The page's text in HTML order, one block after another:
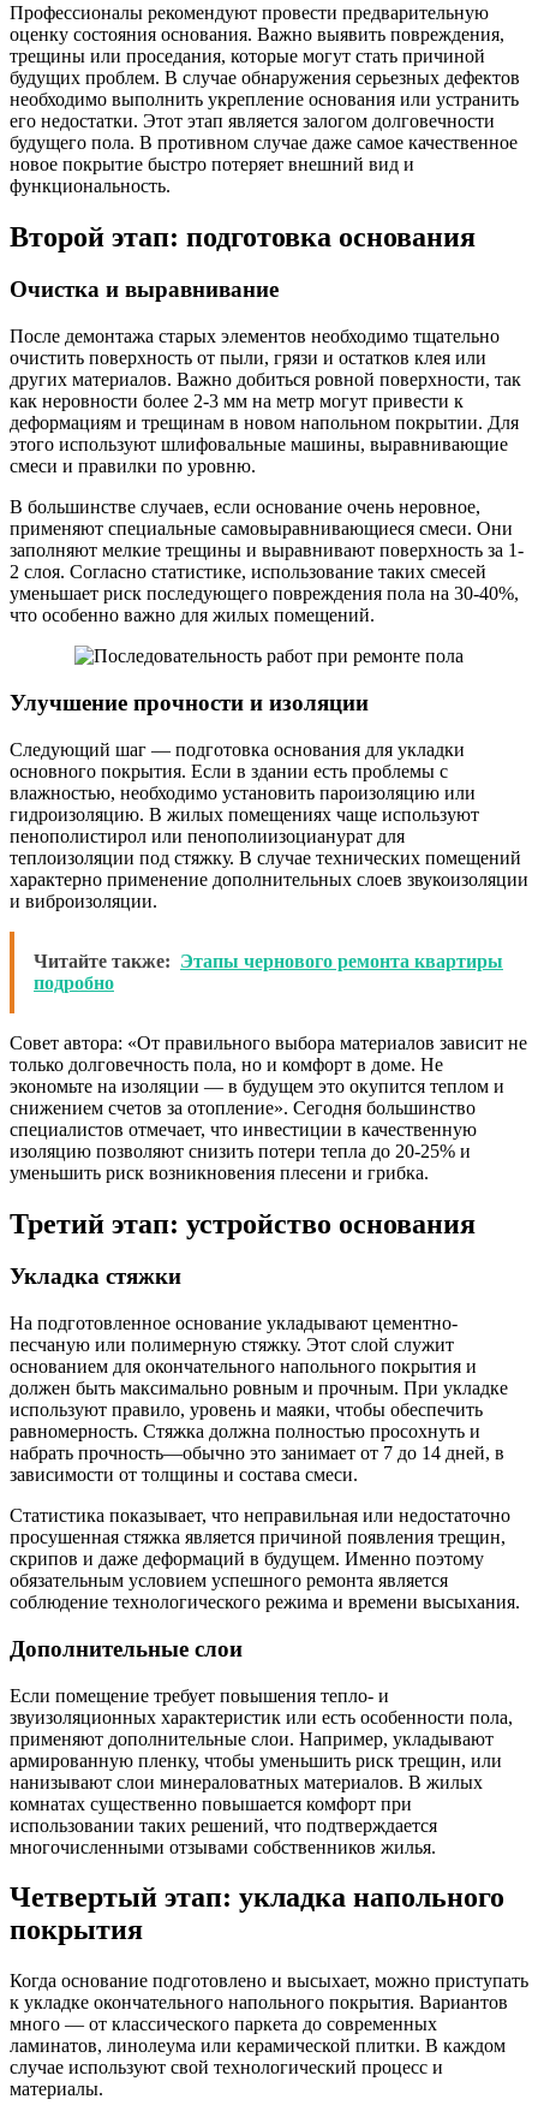
Профессионалы рекомендуют провести предварительную
оценку состояния основания. Важно выявить повреждения,
трещины или проседания, которые могут стать причиной
будущих проблем. В случае обнаружения серьезных дефектов
необходимо выполнить укрепление основания или устранить
его недостатки. Этот этап является залогом долговечности
будущего пола. В противном случае даже самое качественное
новое покрытие быстро потеряет внешний вид и
функциональность.
Второй этап: подготовка основания
Очистка и выравнивание
После демонтажа старых элементов необходимо тщательно
очистить поверхность от пыли, грязи и остатков клея или
других материалов. Важно добиться ровной поверхности, так
как неровности более 2-3 мм на метр могут привести к
деформациям и трещинам в новом напольном покрытии. Для
этого используют шлифовальные машины, выравнивающие
смеси и правилки по уровню.
В большинстве случаев, если основание очень неровное,
применяют специальные самовыравнивающиеся смеси. Они
заполняют мелкие трещины и выравнивают поверхность за 1-
2 слоя. Согласно статистике, использование таких смесей
уменьшает риск последующего повреждения пола на 30-40%,
что особенно важно для жилых помещений.
Улучшение прочности и изоляции
Следующий шаг — подготовка основания для укладки
основного покрытия. Если в здании есть проблемы с
влажностью, необходимо установить пароизоляцию или
гидроизоляцию. В жилых помещениях чаще используют
пенополистирол или пенополиизоцианурат для
теплоизоляции под стяжку. В случае технических помещений
характерно применение дополнительных слоев звукоизоляции
и виброизоляции.
Читайте также: Этапы чернового ремонта квартиры
подробно
Совет автора: «От правильного выбора материалов зависит не
только долговечность пола, но и комфорт в доме. Не
экономьте на изоляции — в будущем это окупится теплом и
снижением счетов за отопление». Сегодня большинство
специалистов отмечает, что инвестиции в качественную
изоляцию позволяют снизить потери тепла до 20-25% и
уменьшить риск возникновения плесени и грибка.
Третий этап: устройство основания
Укладка стяжки
На подготовленное основание укладывают цементно-
песчаную или полимерную стяжку. Этот слой служит
основанием для окончательного напольного покрытия и
должен быть максимально ровным и прочным. При укладке
используют правило, уровень и маяки, чтобы обеспечить
равномерность. Стяжка должна полностью просохнуть и
набрать прочность—обычно это занимает от 7 до 14 дней, в
зависимости от толщины и состава смеси.
Статистика показывает, что неправильная или недостаточно
просушенная стяжка является причиной появления трещин,
скрипов и даже деформаций в будущем. Именно поэтому
обязательным условием успешного ремонта является
соблюдение технологического режима и времени высыхания.
Дополнительные слои
Если помещение требует повышения тепло- и
звуизоляционных характеристик или есть особенности пола,
применяют дополнительные слои. Например, укладывают
армированную пленку, чтобы уменьшить риск трещин, или
нанизывают слои минераловатных материалов. В жилых
комнатах существенно повышается комфорт при
использовании таких решений, что подтверждается
многочисленными отзывами собственников жилья.
Четвертый этап: укладка напольного
покрытия
Когда основание подготовлено и высыхает, можно приступать
к укладке окончательного напольного покрытия. Вариантов
много — от классического паркета до современных
ламинатов, линолеума или керамической плитки. В каждом
случае используют свой технологический процесс и
материалы.